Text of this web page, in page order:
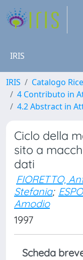
IRIS
IRIS
Catalogo
4 Contributo in
4.2 Abstract in
Ciclo della
sito a
dati
FIORETTO,
Stefania;
Amodio
1997
Scheda